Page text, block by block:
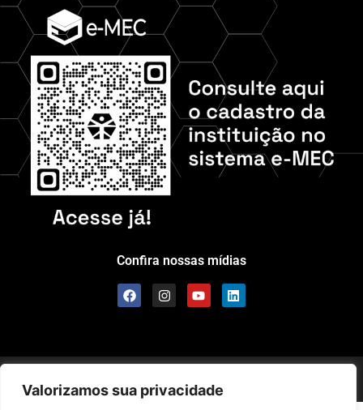
Valorizamos sua privacidade
Confira nossas mídias